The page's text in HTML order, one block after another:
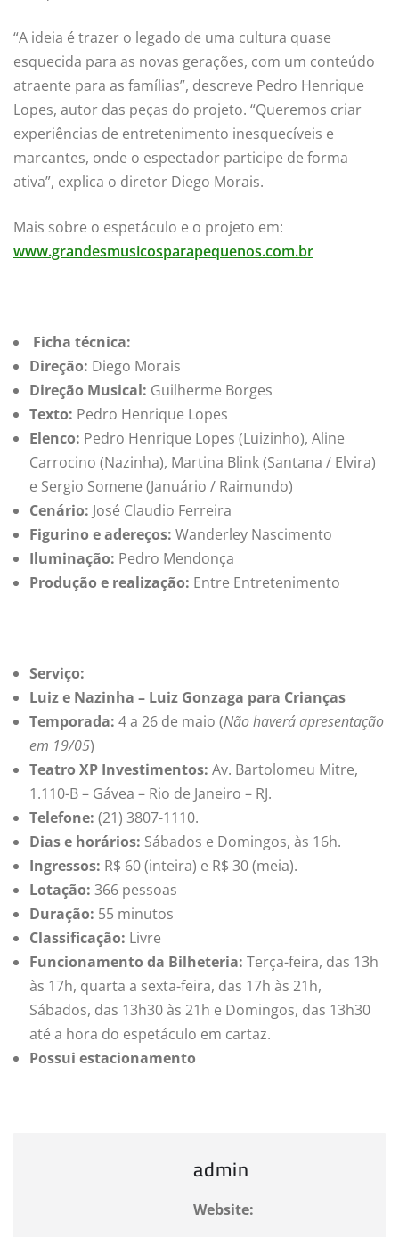
“A ideia é trazer o legado de uma cultura quase
esquecida para as novas gerações, com um conteúdo
atraente para as famílias”, descreve Pedro Henrique
Lopes, autor das peças do projeto. “Queremos criar
experiências de entretenimento inesquecíveis e
marcantes, onde o espectador participe de forma
ativa”, explica o diretor Diego Morais.
Mais sobre o espetáculo e o projeto em:
www.grandesmusicosparapequenos.com.br
Ficha técnica:
Direção: Diego Morais
Direção Musical: Guilherme Borges
Texto: Pedro Henrique Lopes
Elenco: Pedro Henrique Lopes (Luizinho), Aline
Carrocino (Nazinha), Martina Blink (Santana / Elvira)
e Sergio Somene (Januário / Raimundo)
Cenário: José Claudio Ferreira
Figurino e adereços: Wanderley Nascimento
Iluminação: Pedro Mendonça
Produção e realização: Entre Entretenimento
Serviço:
Luiz e Nazinha – Luiz Gonzaga para Crianças
Temporada: 4 a 26 de maio (Não haverá apresentação
em 19/05)
Teatro XP Investimentos: Av. Bartolomeu Mitre,
1.110-B – Gávea – Rio de Janeiro – RJ.
Telefone: (21) 3807-1110.
Dias e horários: Sábados e Domingos, às 16h.
Ingressos: R$ 60 (inteira) e R$ 30 (meia).
Lotação: 366 pessoas
Duração: 55 minutos
Classificação: Livre
Funcionamento da Bilheteria: Terça-feira, das 13h
às 17h, quarta a sexta-feira, das 17h às 21h,
Sábados, das 13h30 às 21h e Domingos, das 13h30
até a hora do espetáculo em cartaz.
Possui estacionamento
admin
Website: